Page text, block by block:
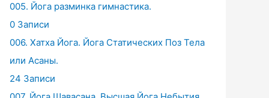
005. Йога разминка гимнастика.
0 Записи
006. Хатха Йога. Йога Статических Поз Тела
или Асаны.
24 Записи